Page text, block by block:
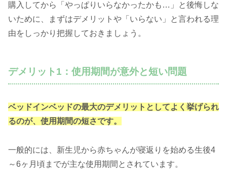
購入してから「やっぱりいらなかったかも…」と後悔しな
いために、まずはデメリットや「いらない」と言われる理
由をしっかり把握しておきましょう。
デメリット1：使用期間が意外と短い問題
ベッドインベッドの最大のデメリットとしてよく挙げられ
るのが、使用期間の短さです。
一般的には、新生児から赤ちゃんが寝返りを始める生後4
～6ヶ月頃までが主な使用期間とされています。